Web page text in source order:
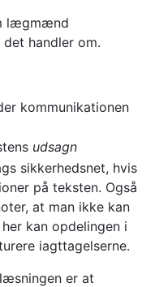
lægmænd
handler om.
kommunikationen
udsagn
sikkerhedsnet, hvis
på teksten. Også
at man ikke kan
kan opdelingen i
iagttagelserne.
er at